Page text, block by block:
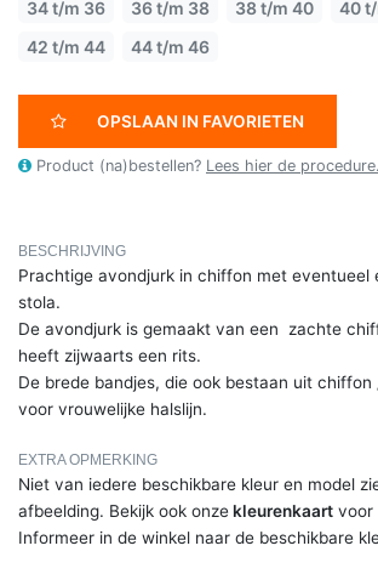
34 t/m 36 36 t/m 38 38 t/m 40
40
42 t/m 44
44 t/m 46
OPSLAAN IN FAVORIETEN
Product (na)bestellen? Lees hier de procedure.
BESCHRIJVING
Prachtige avondjurk in chiffon met eventueel
stola.
De avondjurk is gemaakt van een zachte
heeft zijwaarts een rits.
De brede bandjes, die ook bestaan uit chiffon
voor vrouwelijke halslijn.
EXTRA OPMERKING
Niet van iedere beschikbare kleur en model
afbeelding. Bekijk ook onzekleurenkaart voor
Informeer in de winkel naar de beschikbare